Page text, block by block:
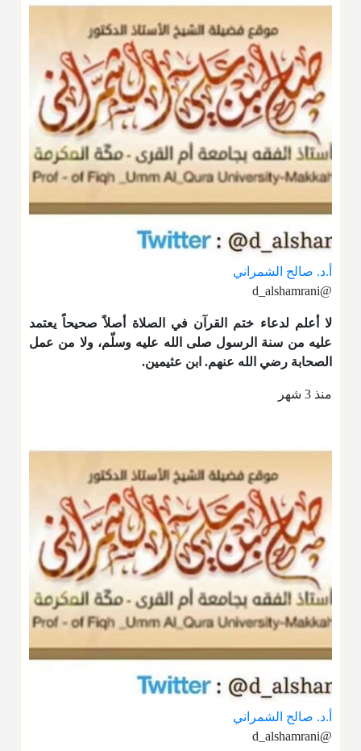
أ.د. صالح الشمراني
@d_alshamrani
لا أعلم لدعاء ختم القرآن في الصلاة أصلاً صحيحاً يعتمد
عليه من سنة الرسول صلى الله عليه وسلّم، ولا من عمل
الصحابة رضي الله عنهم. ابن عثيمين.
منذ 3 شهر
أ.د. صالح الشمراني
@d_alshamrani